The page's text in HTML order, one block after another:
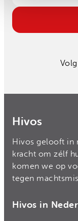
Email
Hivos
Hivos gelooft in
kracht om zélf
komen we op
tegen
Hivos in